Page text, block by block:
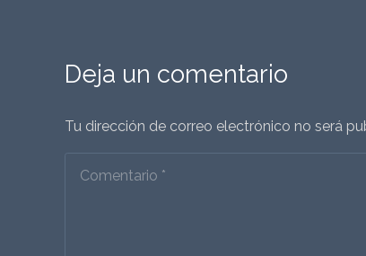
Deja un comentario
Tu dirección de correo electrónico no será